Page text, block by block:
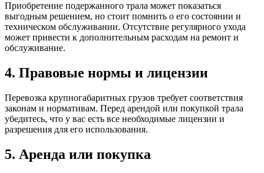
Приобретение подержанного трала может показаться
выгодным решением, но стоит помнить о его состоянии и
техническом обслуживании. Отсутствие регулярного ухода
может привести к дополнительным расходам на ремонт и
обслуживание.
4. Правовые нормы и лицензии
Перевозка крупногабаритных грузов требует соответствия
законам и нормативам. Перед арендой или покупкой трала
убедитесь, что у вас есть все необходимые лицензии и
разрешения для его использования.
5. Аренда или покупка